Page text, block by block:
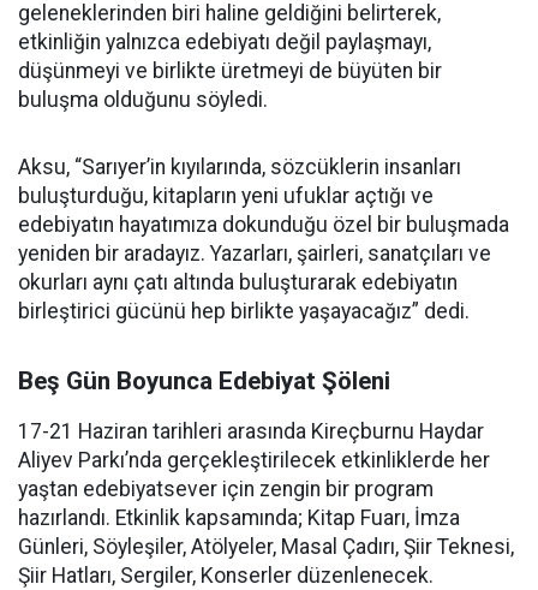
geleneklerinden biri haline geldiğini belirterek,
etkinliğin yalnızca edebiyatı değil paylaşmayı,
düşünmeyi ve birlikte üretmeyi de büyüten bir
buluşma olduğunu söyledi.
Aksu, “Sarıyer’in kıyılarında, sözcüklerin insanları
buluşturduğu, kitapların yeni ufuklar açtığı ve
edebiyatın hayatımıza dokunduğu özel bir buluşmada
yeniden bir aradayız. Yazarları, şairleri, sanatçıları ve
okurları aynı çatı altında buluşturarak edebiyatın
birleştirici gücünü hep birlikte yaşayacağız” dedi.
Beş Gün Boyunca Edebiyat Şöleni
17-21 Haziran tarihleri arasında Kireçburnu Haydar
Aliyev Parkı’nda gerçekleştirilecek etkinliklerde her
yaştan edebiyatsever için zengin bir program
hazırlandı. Etkinlik kapsamında; Kitap Fuarı, İmza
Günleri, Söyleşiler, Atölyeler, Masal Çadırı, Şiir Teknesi,
Şiir Hatları, Sergiler, Konserler düzenlenecek.